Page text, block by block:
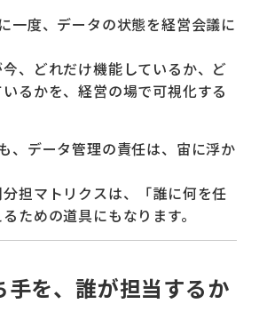
一度、データの状態を経営会議に
、どれだけ機能しているか、ど
るかを、経営の場で可視化する
、データ管理の責任は、宙に浮か
担マトリクスは、「誰に何を任
ための道具にもなります。
手を、誰が担当するか